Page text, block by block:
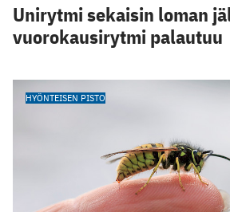
Unirytmi sekaisin loman
vuorokausirytmi palautuu
HYÖNTEISEN PISTO